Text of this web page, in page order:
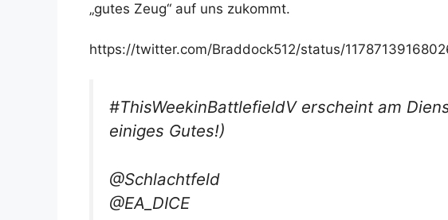
„gutes Zeug“ auf uns zukommt.
https://twitter.com/Braddock512/status/
#ThisWeekinBattlefieldV erscheint am
einiges Gutes!)
@Schlachtfeld
@EA_DICE